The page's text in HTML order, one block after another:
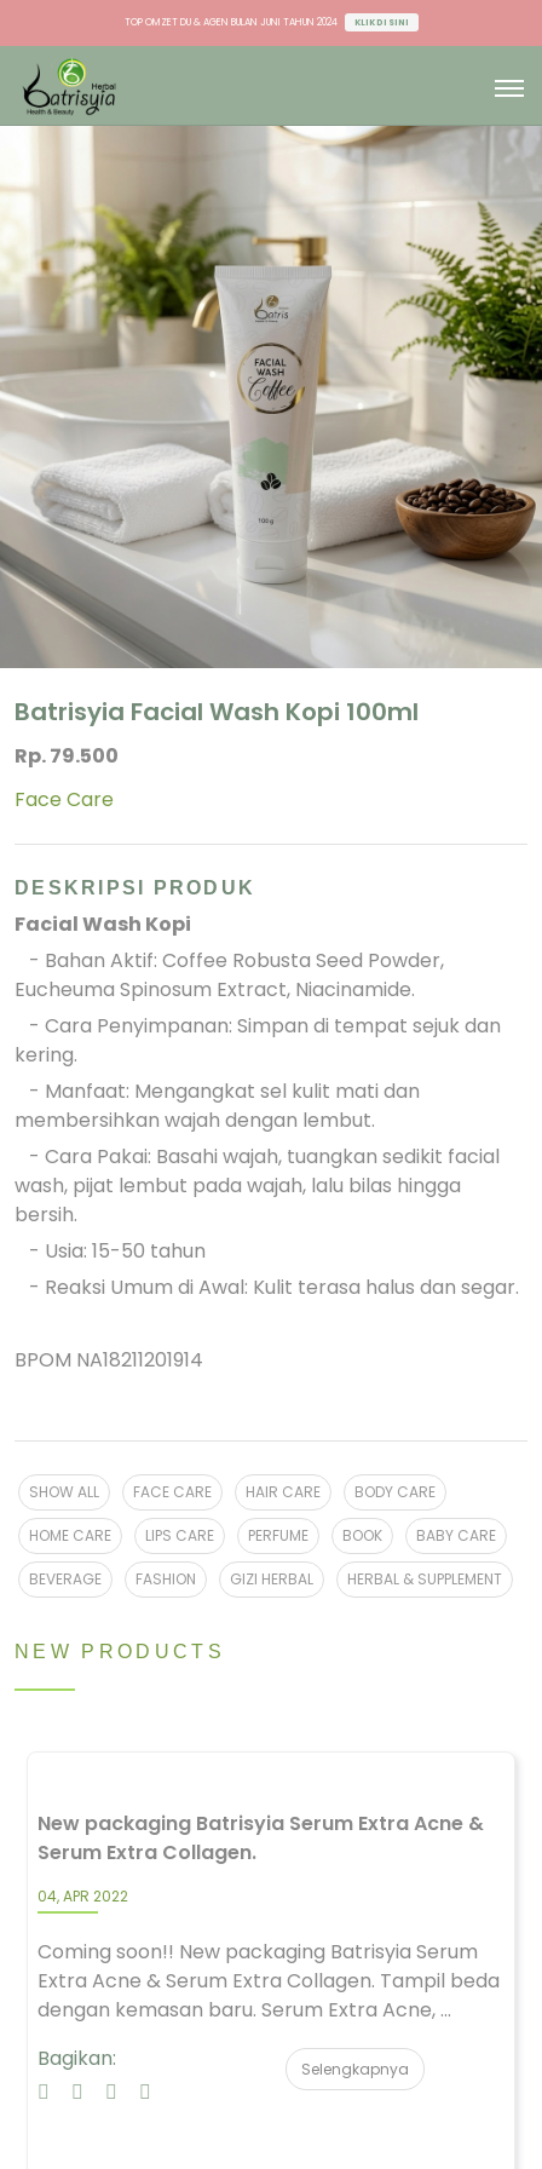
TOP OMZET DU & AGEN BULAN JUNI TAHUN 2024 KLIK DI SINI
Batrisyia Facial Wash Kopi 100ml
Rp. 79.500
Face Care
DESKRIPSI PRODUK
Facial Wash Kopi
- Bahan Aktif: Coffee Robusta Seed Powder,
Eucheuma Spinosum Extract, Niacinamide.
- Cara Penyimpanan: Simpan di tempat sejuk dan
kering.
- Manfaat: Mengangkat sel kulit mati dan
membersihkan wajah dengan lembut.
- Cara Pakai: Basahi wajah, tuangkan sedikit facial
wash, pijat lembut pada wajah, lalu bilas hingga
bersih.
- Usia: 15-50 tahun
- Reaksi Umum di Awal: Kulit terasa halus dan segar.
BPOM NA18211201914
SHOW ALL FACE CARE HAIR CARE BODY CARE
HOME CARE LIPS CARE PERFUME BOOK BABY CARE
BEVERAGE FASHION GIZI HERBAL HERBAL & SUPPLEMENT
NEW PRODUCTS
New packaging Batrisyia Serum Extra Acne &
Serum Extra Collagen.
04, APR 2022
Coming soon!! New packaging Batrisyia Serum
Extra Acne & Serum Extra Collagen. Tampil beda
dengan kemasan baru. Serum Extra Acne, ...
Bagikan:
Selengkapnya